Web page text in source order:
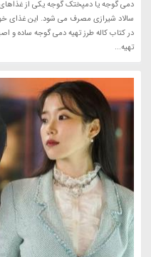
دمی گوجه یا دمپختک گوجه یکی از
سالاد شیرازی مصرف می شود. این غذای
در کتاب کاله طرز تهیه دمی گوجه ساده و
تهیه...